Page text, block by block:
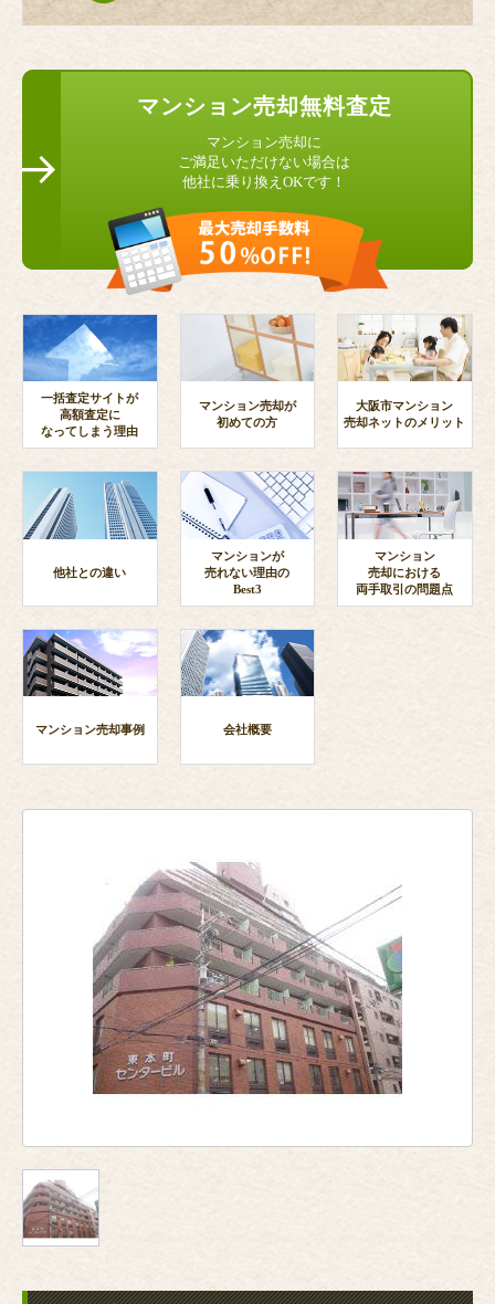
マンション売却無料査定
マンション売却に
ご満足いただけない場合は
他社に乗り換えOKです！
一括査定サイトが
高額査定に
なってしまう理由
マンション売却が
初めての方
大阪市マンション
売却ネットのメリット
他社との違い
マンションが
売れない理由の
Best3
マンション
売却における
両手取引の問題点
マンション売却事例 会社概要